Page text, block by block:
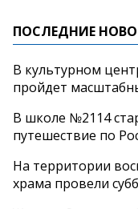
ПОСЛЕДНИЕ
В культурном
пройдет
В школе №2114
путешествие по
На территории
храма провели